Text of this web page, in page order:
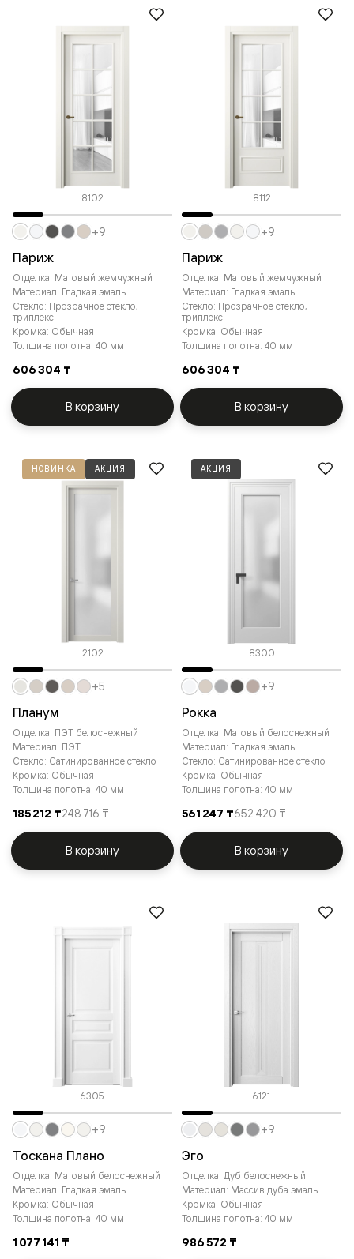
8102
Париж
Отделка: Матовый жемчужный
Материал: Гладкая эмаль
Стекло: Прозрачное стекло,
триплекс
Кромка: Обычная
Толщина полотна: 40 мм
606 304 ₸
+9
В корзину
8112
Париж
Отделка: Матовый жемчужный
Материал: Гладкая эмаль
Стекло: Прозрачное стекло,
триплекс
Кромка: Обычная
Толщина полотна: 40 мм
606 304 ₸
+9
В корзину
НОВИНКА АКЦИЯ
2102
Планум
Отделка: ПЭТ белоснежный
Материал: ПЭТ
Стекло: Сатинированное стекло
Кромка: Обычная
Толщина полотна: 40 мм
185 212 ₸248 716 ₸
+5
В корзину
АКЦИЯ
8300
Рокка
Отделка: Матовый белоснежный
Материал: Гладкая эмаль
Стекло: Сатинированное стекло
Кромка: Обычная
Толщина полотна: 40 мм
561 247 ₸652 420 ₸
+9
В корзину
6305
Тоскана Плано
Отделка: Матовый белоснежный
Материал: Гладкая эмаль
Кромка: Обычная
Толщина полотна: 40 мм
1 077 141 ₸
+9
6121
Эго
Отделка: Дуб белоснежный
Материал: Массив дуба эмаль
Кромка: Обычная
Толщина полотна: 40 мм
986 572 ₸
+9